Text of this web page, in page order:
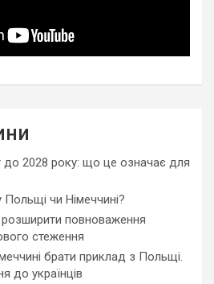
2028 року: що це означає для
чи Німеччині?
розширити повноваження
стеження
брати приклад з Польщі.
до українців